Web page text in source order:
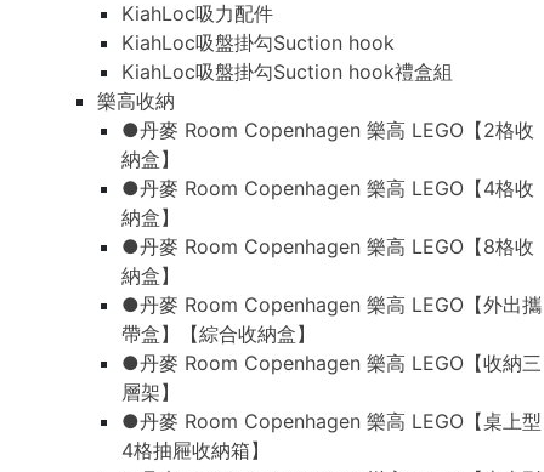
KiahLoc吸力配件
KiahLoc吸盤掛勾Suction hook
KiahLoc吸盤掛勾Suction hook禮盒組
樂高收納
●丹麥 Room Copenhagen 樂高 LEGO【2格收
納盒】
●丹麥 Room Copenhagen 樂高 LEGO【4格收
納盒】
●丹麥 Room Copenhagen 樂高 LEGO【8格收
納盒】
●丹麥 Room Copenhagen 樂高 LEGO【外出攜
帶盒】【綜合收納盒】
●丹麥 Room Copenhagen 樂高 LEGO【收納三
層架】
●丹麥 Room Copenhagen 樂高 LEGO【桌上型
4格抽屜收納箱】